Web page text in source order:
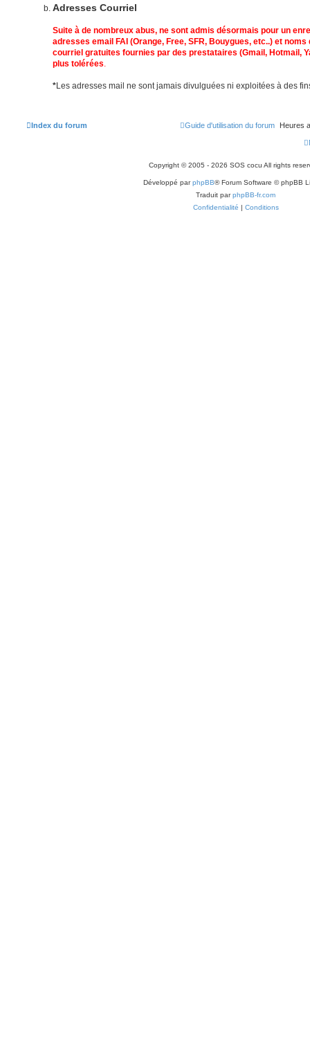
Adresses Courriel
Suite à de nombreux abus, ne sont admis désormais pour un
adresses email FAI (Orange, Free, SFR, Bouygues, etc..) et noms
courriel gratuites fournies par des prestataires (Gmail, Hotmail,
plus tolérées
*Les adresses mail ne sont jamais divulguées ni exploitées à des
Index du forum Heures
Guide d'utilisation du forum
Copyright © 2005 - 2026 SOS cocu All rights
Développé parphpBB® Forum Software © phpBB
Traduit parphpBB-fr.com
Confidentialité | Conditions